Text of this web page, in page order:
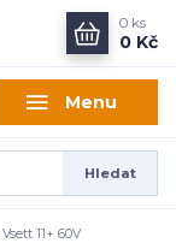
Menu
Hledat
0 ks
0 Kč
11+ 60V